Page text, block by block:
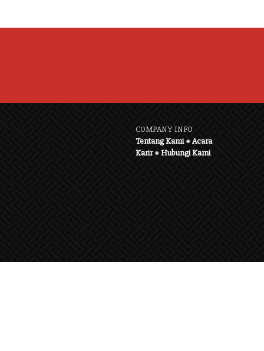
COMPANY INFO
Tentang Kami●Acara
Karir●Hubungi Kami